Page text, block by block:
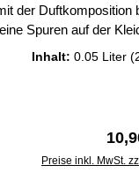
es ein Gefühl von
Inhalt: 0.05 Liter
Preise inkl. MwSt.